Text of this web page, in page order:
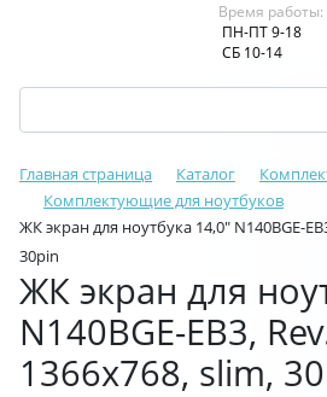
Время работы:
ПН-ПТ 9-18
СБ 10-14
Главная страница Каталог
Комплектующие для ноутбуков
ЖК экран для ноутбука 14,0" N140BGE-
30pin
ЖК экран для
N140BGE-EB3,
1366x768, slim,